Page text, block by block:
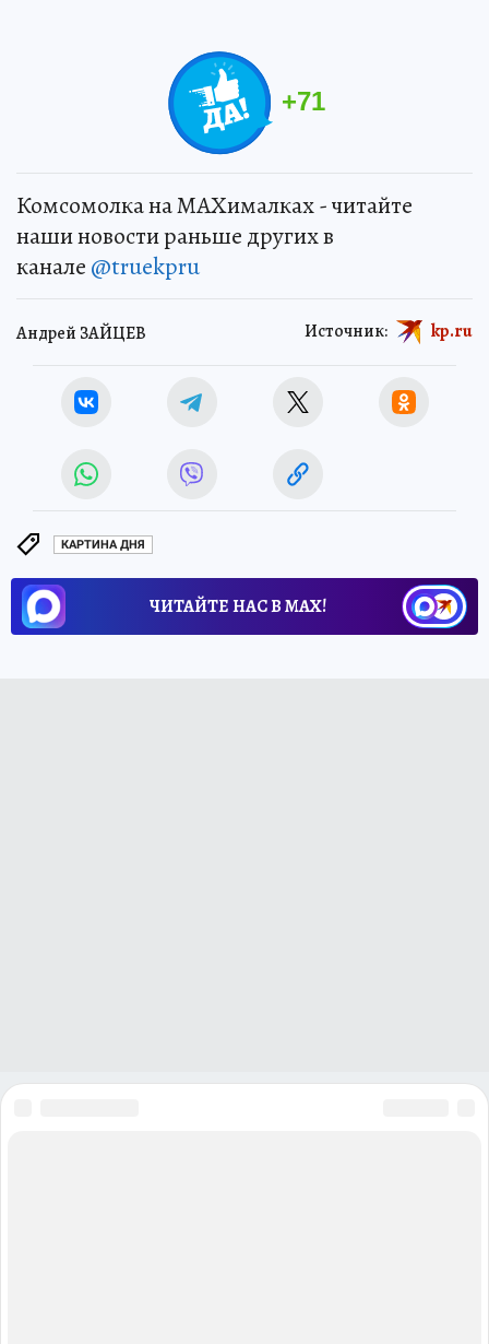
+71
Комсомолка на MAXималках - читайте
наши новости раньше других в
канале @truekpru
Андрей ЗАЙЦЕВ Источник: kp.ru
КАРТИНА ДНЯ
ЧИТАЙТЕ НАС В МАХ!